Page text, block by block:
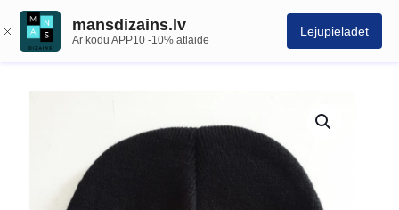
mansdizains.lv
Ar kodu APP10 -10% atlaide
Lejupielādēt